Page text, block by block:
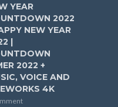
YEAR
2022
NEW YEAR
|
2022 +
VOICE AND
4K